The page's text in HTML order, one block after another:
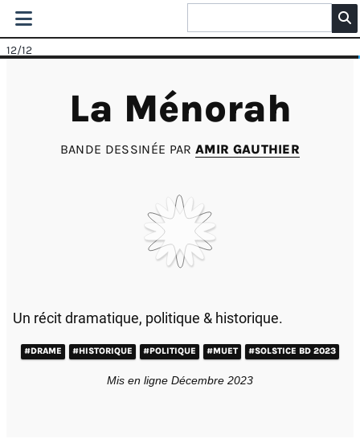
12/12
La Ménorah
BANDE DESSINÉE PAR AMIR GAUTHIER
Un récit dramatique, politique & historique.
#DRAME #HISTORIQUE #POLITIQUE #MUET #SOLSTICE BD 2023
Mis en ligne Décembre 2023